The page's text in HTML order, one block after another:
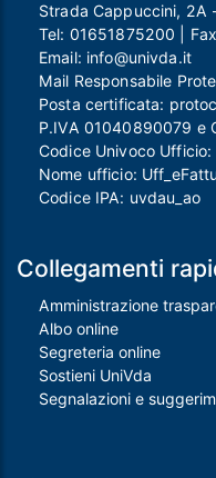
Strada Cappuccini, 2A
Tel: 01651875200 |
Email: info@univda.it
Mail Responsabile
Posta certificata:
P.IVA 01040890079 e
Codice Univoco Ufficio:
Nome ufficio:
Codice IPA: uvdau_ao
Collegamenti
Amministrazione
Albo online
Segreteria online
Sostieni UniVda
Segnalazioni e